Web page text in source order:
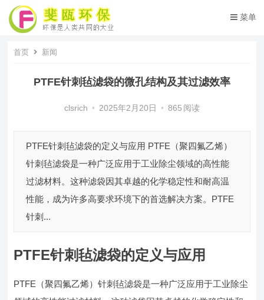
菜单
首页 新闻
PTFE针刺毡滤袋的微孔结构及其过滤效率
clsrich • 2025年2月20日 • 865 阅读
PTFE针刺毡滤袋的定义与应用 PTFE（聚四氟乙烯）
针刺毡滤袋是一种广泛应用于工业除尘领域的高性能
过滤材料。这种滤袋因其卓越的化学稳定性和耐高温
性能，成为许多高要求环境下的首选解决方案。PTFE
针刺...
PTFE针刺毡滤袋的定义与应用
PTFE（聚四氟乙烯）针刺毡滤袋是一种广泛应用于工业除尘